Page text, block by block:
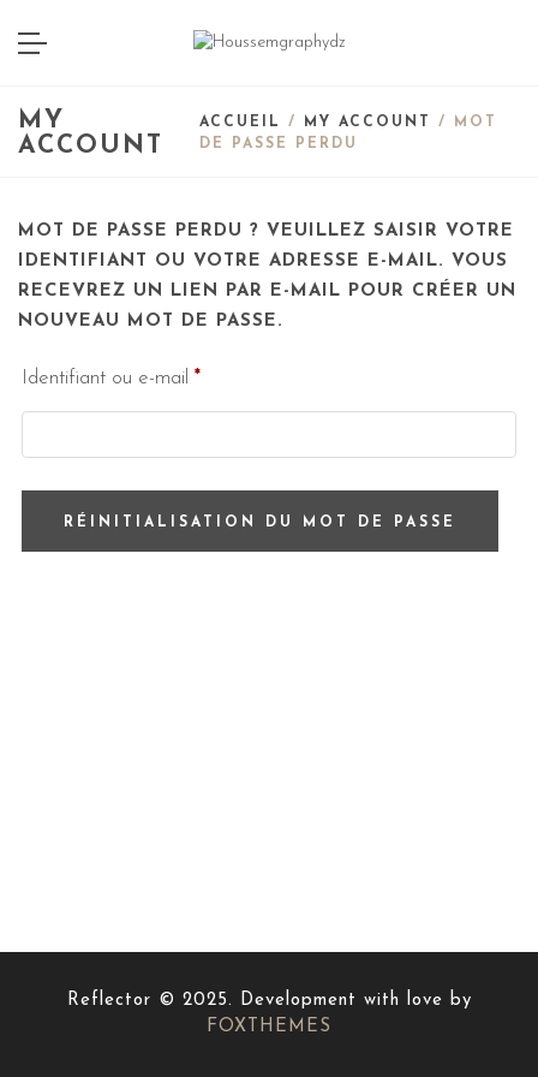
MY
ACCOUNT
ACCUEIL / MY ACCOUNT
/ MOT
DE PASSE PERDU
MOT DE PASSE PERDU ? VEUILLEZ SAISIR VOTRE
IDENTIFIANT OU VOTRE ADRESSE E-MAIL. VOUS
RECEVREZ UN LIEN PAR E-MAIL POUR CRÉER UN
NOUVEAU MOT DE PASSE.
Identifiant ou e-mail *
RÉINITIALISATION DU MOT DE PASSE
Reflector © 2025. Development with love by
FOXTHEMES